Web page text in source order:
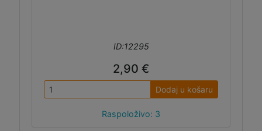
ID:12295
2,90 €
Dodaj u košaru
Raspoloživo: 3